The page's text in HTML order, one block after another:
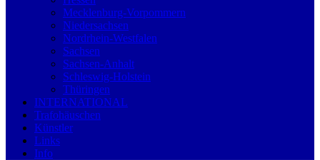
Mecklenburg-Vorpommern
Niedersachsen
Nordrhein-Westfalen
Sachsen
Sachsen-Anhalt
Schleswig-Holstein
Thüringen
INTERNATIONAL
Trafohäuschen
Künstler
Links
Info